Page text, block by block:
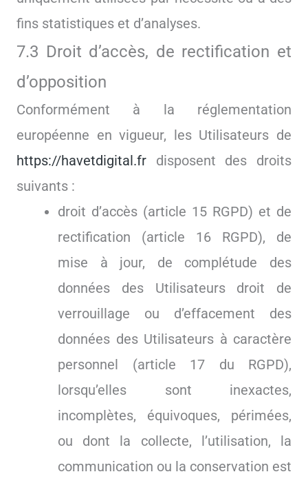
fins statistiques et d’analyses.
7.3 Droit d’accès, de rectification et
d’opposition
Conformément à la réglementation
européenne en vigueur, les Utilisateurs de
https://havetdigital.fr disposent des droits
suivants :
droit d’accès (article 15 RGPD) et de
rectification (article 16 RGPD), de
mise à jour, de complétude des
données des Utilisateurs droit de
verrouillage ou d’effacement des
données des Utilisateurs à caractère
personnel (article 17 du RGPD),
lorsqu’elles sont inexactes,
incomplètes, équivoques, périmées,
ou dont la collecte, l’utilisation, la
communication ou la conservation est